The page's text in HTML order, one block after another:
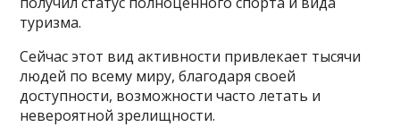
туризма.
Сейчас этот вид активности привлекает тысячи
людей по всему миру, благодаря своей
доступности, возможности часто летать и
невероятной зрелищности.